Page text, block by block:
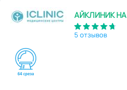
АЙКЛИНИК НА
5 отзывов